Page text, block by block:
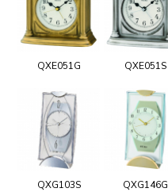
QXE051G QXE051S
QXG103S QXG146G